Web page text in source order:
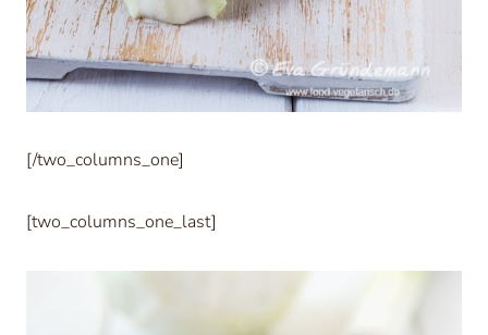
[/two_columns_one]
[two_columns_one_last]